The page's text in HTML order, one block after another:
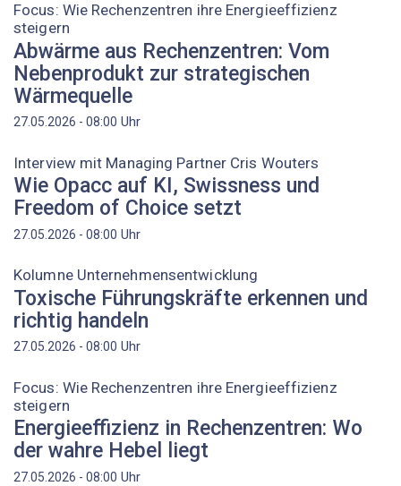
Focus: Wie Rechenzentren ihre Energieeffizienz
steigern
Abwärme aus Rechenzentren: Vom
Nebenprodukt zur strategischen
Wärmequelle
27.05.2026 - 08:00 Uhr
Interview mit Managing Partner Cris Wouters
Wie Opacc auf KI, Swissness und
Freedom of Choice setzt
27.05.2026 - 08:00 Uhr
Kolumne Unternehmensentwicklung
Toxische Führungskräfte erkennen und
richtig handeln
27.05.2026 - 08:00 Uhr
Focus: Wie Rechenzentren ihre Energieeffizienz
steigern
Energieeffizienz in Rechenzentren: Wo
der wahre Hebel liegt
27.05.2026 - 08:00 Uhr